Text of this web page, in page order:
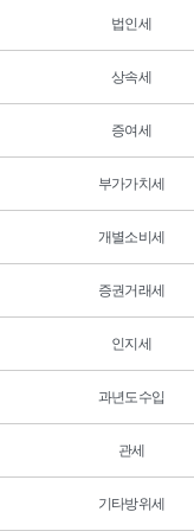
법인세
상속세
증여세
부가가치세
개별소비세
증권거래세
인지세
과년도수입
관세
기타방위세